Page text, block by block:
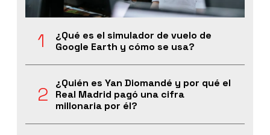
¿Qué es el simulador de vuelo de
Google Earth y cómo se usa?
¿Quién es Yan Diomandé y por qué el
Real Madrid pagó una cifra
millonaria por él?